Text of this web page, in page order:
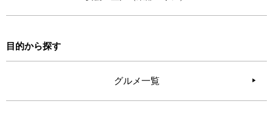
目的から探す
グルメ一覧